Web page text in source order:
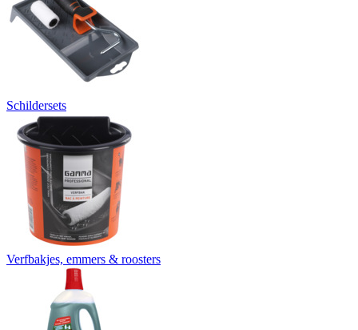
Schildersets
Verfbakjes, emmers & roosters